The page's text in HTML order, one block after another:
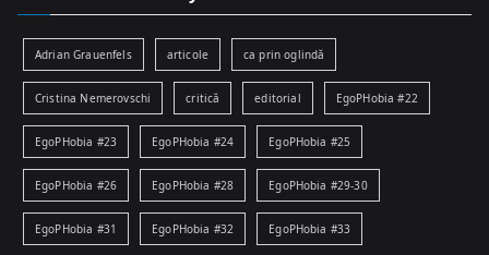
Adrian Grauenfels articole ca prin oglindă
Cristina Nemerovschi critică editorial EgoPHobia #22
EgoPHobia #23 EgoPHobia #24 EgoPHobia #25
EgoPHobia #26 EgoPHobia #28 EgoPHobia #29-30
EgoPHobia #31 EgoPHobia #32 EgoPHobia #33